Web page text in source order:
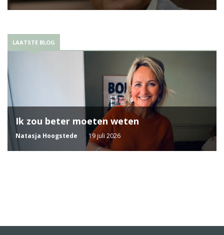
LAATSTE BLOG
Ik zou beter moeten weten
Natasja Hoogstede 19 juli 2026